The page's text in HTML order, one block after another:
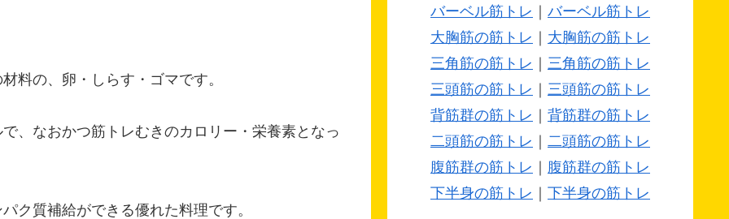
料の、卵・しらす・ゴマです。
、なおかつ筋トレむきのカロリー・栄養素となっ
ク質補給ができる優れた料理です。
バーベル筋トレ ｜ バーベル筋トレ
大胸筋の筋トレ ｜ 大胸筋の筋トレ
三角筋の筋トレ ｜ 三角筋の筋トレ
三頭筋の筋トレ ｜ 三頭筋の筋トレ
背筋群の筋トレ ｜ 背筋群の筋トレ
二頭筋の筋トレ ｜ 二頭筋の筋トレ
腹筋群の筋トレ ｜ 腹筋群の筋トレ
下半身の筋トレ ｜ 下半身の筋トレ